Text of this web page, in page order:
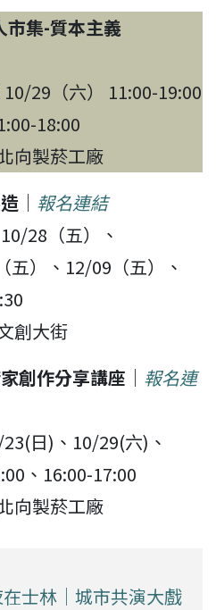
集-質本主義
29（六） 11:00-19:00
18:00
向製菸工廠
｜ 報名連結
28（五）、
）、12/09（五）、
創大街
創作分享講座 ｜ 報名連
日)、10/29(六)、
、16:00-17:00
向製菸工廠
士林｜城市共演大戲